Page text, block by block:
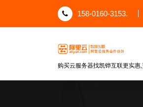
正
158-0160-3153.
购买云服务器找凯铧互联更实惠